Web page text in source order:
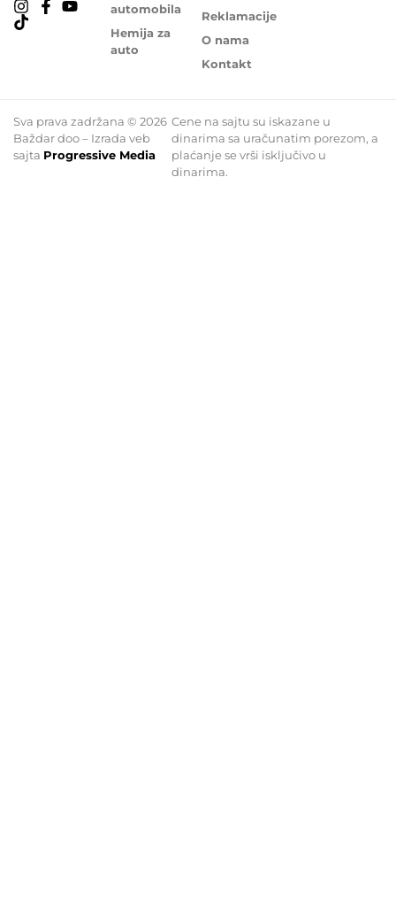
automobila
Hemija za
auto
Reklamacije
O nama
Kontakt
Sva prava zadržana © 2026
Baždar doo – Izrada veb
sajta Progressive Media
Cene na sajtu su iskazane u
dinarima sa uračunatim porezom, a
plaćanje se vrši isključivo u
dinarima.